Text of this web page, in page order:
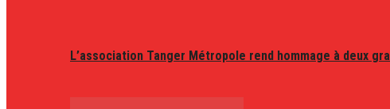
L’association Tanger Métropole rend hommage à deux